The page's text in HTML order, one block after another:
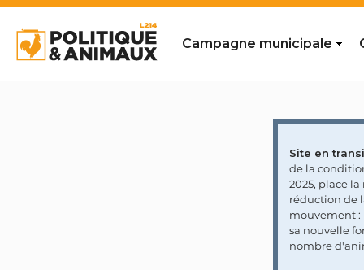
Campagne municipale
Site en
de la
2025, place
réduction de
mouvement :
sa nouvelle
nombre